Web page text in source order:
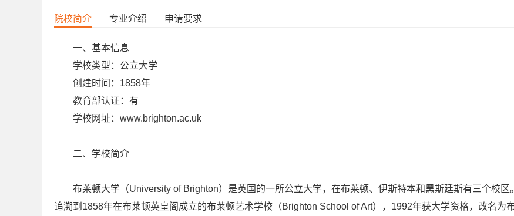
院校简介 专业介绍 申请要求
一、基本信息
学校类型：公立大学
创建时间：1858年
教育部认证：有
学校网址：www.brighton.ac.uk
二、学校简介
布莱顿大学（University of Brighton）是英国的一所公立大学，在布莱顿、伊斯特本和黑斯廷斯有三个校区
追溯到1858年在布莱顿英皇阁成立的布莱顿艺术学校（Brighton School of Art），1992年获大学资格，改名为